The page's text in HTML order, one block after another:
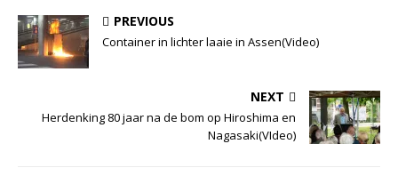
PREVIOUS
Container in lichter laaie in Assen(Video)
NEXT
Herdenking 80 jaar na de bom op Hiroshima en
Nagasaki(VIdeo)